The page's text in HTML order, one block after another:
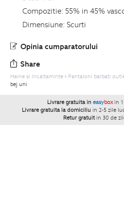
Compozitie: 55% in 45%
Dimensiune: Scurti
Opinia cumparatorului
Share
Haine si Incaltaminte Pantaloni barbati
bej uni
Livrare gratuita in easybox in
Livrare gratuita la domiciliu in 2-5 zile
Retur gratuit in 30 de